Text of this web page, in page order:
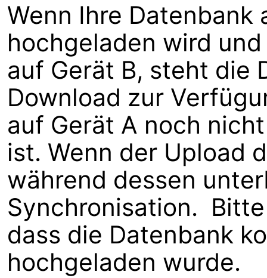
Wenn Ihre Datenbank
hochgeladen wird
auf Gerät B, steht die
Download zur
auf Gerät A noch
ist. Wenn der Upload
während dessen
Synchronisation.
dass die Datenbank
hochgeladen wurde.